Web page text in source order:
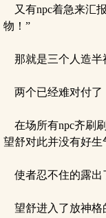
又有npc着急来汇
物！”
那就是三个人造半
两个已经难对付了
在场所有npc齐刷
望舒对此并没有好生
使者忍不住的露出
望舒进入了放神格